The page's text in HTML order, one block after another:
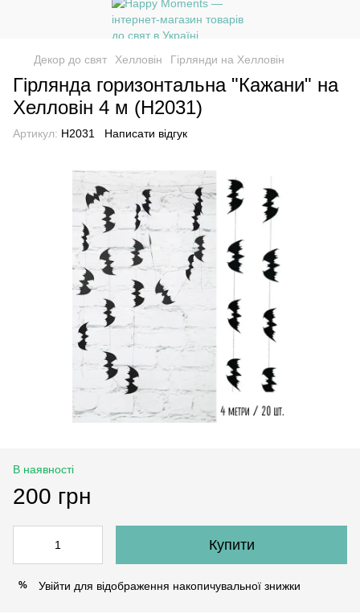
Декор до свят Хелловін Гірлянди на Хелловін
Гірлянда горизонтальна "Кажани" на
Хелловін 4 м (Н2031)
Артикул: Н2031 Написати відгук
В наявності
200 грн
Купити
% Увійти для відображення накопичувальної знижки